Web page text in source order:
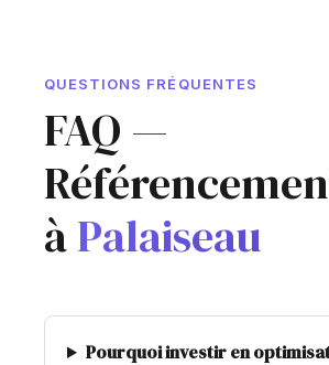
QUESTIONS FRÉQUENTES
FAQ —
àPalaiseau
Pourquoi investir en